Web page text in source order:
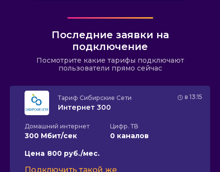
Последние заявки на
подключение
Посмотрите какие тарифы подключают
пользователи прямо сейчас
в 13:15
Тариф Сибирские Сети
Интернет 300
Домашний интернет
300 Мбит/сек
Цифр. ТВ
0 каналов
Цена 800 руб./мес.
Подключить такой же